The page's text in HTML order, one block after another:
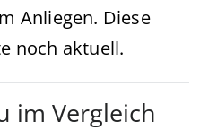
Anliegen. Diese
noch aktuell.
im Vergleich